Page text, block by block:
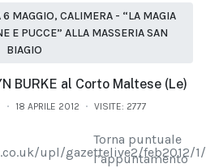
MAGGIO, CALIMERA - “LA MAGIA
E PUCCE” ALLA MASSERIA SAN
BIAGIO
BURKE al Corto Maltese (Le)
18 APRILE 2012 VISITE: 2777
Torna puntuale
l’appuntamento